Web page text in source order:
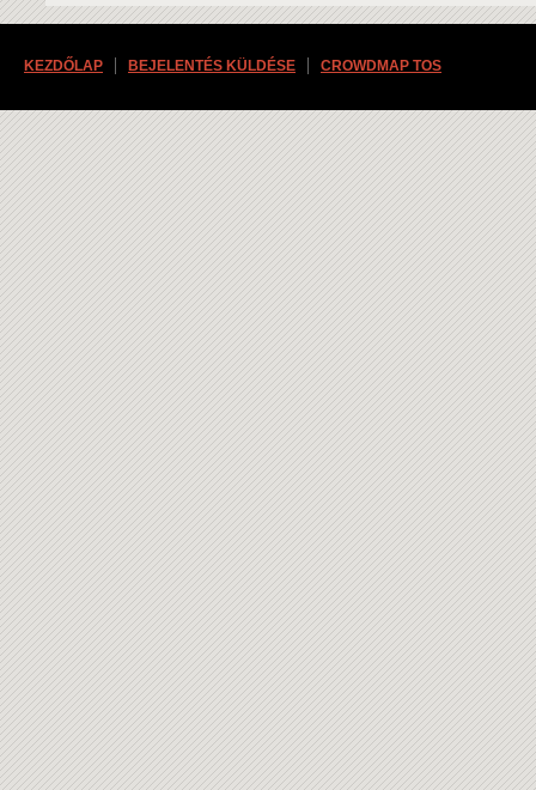
KEZDŐLAP BEJELENTÉS KÜLDÉSE CROWDMAP TOS